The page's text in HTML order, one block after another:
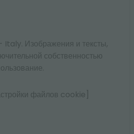
Italy. Изображения и тексты,
собственностью
файлов cookie]